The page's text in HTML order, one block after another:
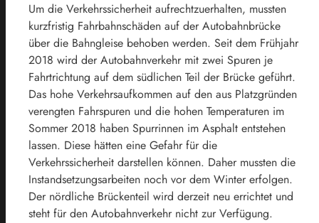
Um die Verkehrssicherheit aufrechtzuerhalten, mussten
kurzfristig Fahrbahnschäden auf der Autobahnbrücke
über die Bahngleise behoben werden. Seit dem Frühjahr
2018 wird der Autobahnverkehr mit zwei Spuren je
Fahrtrichtung auf dem südlichen Teil der Brücke geführt.
Das hohe Verkehrsaufkommen auf den aus Platzgründen
verengten Fahrspuren und die hohen Temperaturen im
Sommer 2018 haben Spurrinnen im Asphalt entstehen
lassen. Diese hätten eine Gefahr für die
Verkehrssicherheit darstellen können. Daher mussten die
Instandsetzungsarbeiten noch vor dem Winter erfolgen.
Der nördliche Brückenteil wird derzeit neu errichtet und
steht für den Autobahnverkehr nicht zur Verfügung.